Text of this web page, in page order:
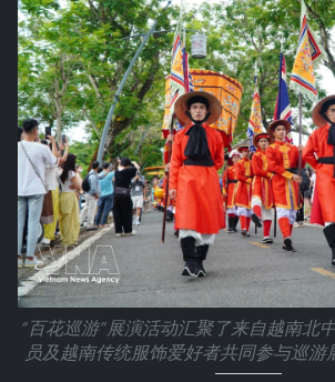
“百花巡游”展演活动汇聚了来自越南北
员及越南传统服饰爱好者共同参与巡游